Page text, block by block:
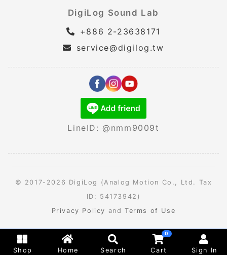
DigiLog Sound Lab
+886 2-23638171
service@digilog.tw
LineID: @nmm9009t
© 2017-2026 DigiLog (Analog Motion Co., Ltd. Tax
ID: 54173942)
Privacy Policy andTerms of Use
Shop Home Search
0
Cart Sign In